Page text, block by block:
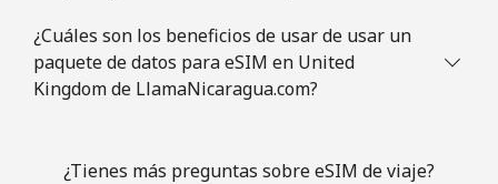
¿Cuáles son los beneficios de usar de usar un
paquete de datos para eSIM en United
Kingdom de LlamaNicaragua.com?
¿Tienes más preguntas sobre eSIM de viaje?